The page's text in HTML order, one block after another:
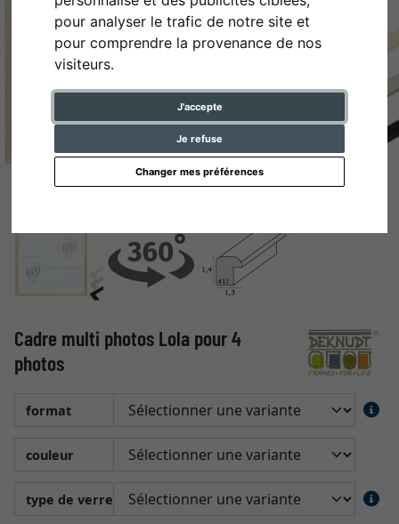
pour analyser le trafic de notre site et
pour comprendre la provenance de nos
visiteurs.
J'accepte
Je refuse
Changer mes préférences
Retour
Cadre multi photos Lola pour 4
photos
format
couleur
type de verre